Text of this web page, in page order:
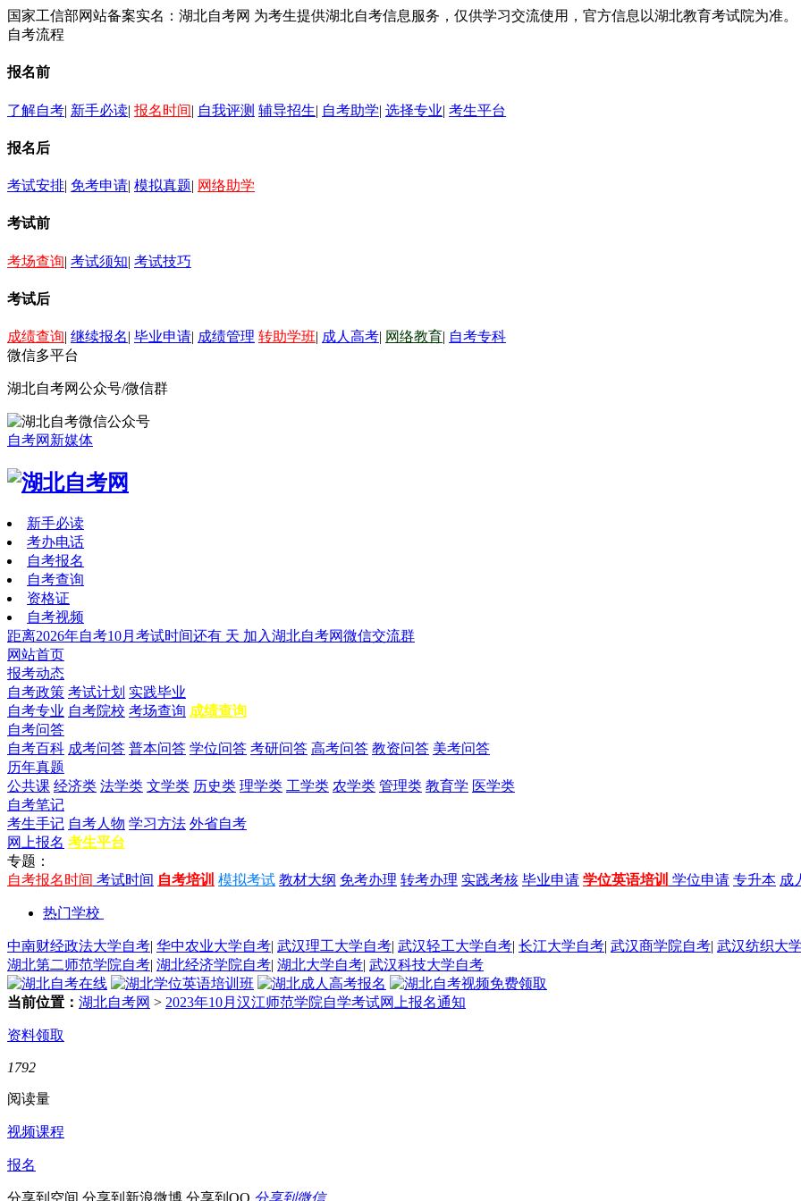
国家工信部网站备案实名：湖北自考网 为考生提供湖北自考信息服务，仅供学习交流使用，官方信息以湖北教育考试院为准。
自考流程
报名前
了解自考| 新手必读| 报名时间| 自我评测 辅导招生| 自考助学| 选择专业| 考生平台
报名后
考试安排| 免考申请| 模拟真题| 网络助学
考试前
考场查询| 考试须知| 考试技巧
考试后
成绩查询| 继续报名| 毕业申请| 成绩管理 转助学班| 成人高考| 网络教育| 自考专科
微信多平台
湖北自考网公众号/微信群
自考网新媒体
新手必读
考办电话
自考报名
自考查询
资格证
自考视频
距离2026年自考10月考试时间还有 天 加入湖北自考网微信交流群
网站首页
报考动态
自考政策 考试计划 实践毕业
自考专业 自考院校 考场查询 成绩查询
自考问答
自考百科 成考问答 普本问答 学位问答 考研问答 高考问答 教资问答 美考问答
历年真题
公共课 经济类 法学类 文学类 历史类 理学类 工学类 农学类 管理类 教育学 医学类
自考笔记
考生手记 自考人物 学习方法 外省自考
网上报名 考生平台
专题：
自考报名时间 考试时间 自考培训 模拟考试 教材大纲 免考办理 转考办理 实践考核 毕业申请 学位英语培训 学位申请 专升本 成
热门学校
中南财经政法大学自考| 华中农业大学自考| 武汉理工大学自考| 武汉轻工大学自考| 长江大学自考| 武汉商学院自考| 武汉纺织大
湖北第二师范学院自考| 湖北经济学院自考| 湖北大学自考| 武汉科技大学自考
当前位置： 湖北自考网 > 2023年10月汉江师范学院自学考试网上报名通知
资料领取
1792
阅读量
视频课程
报名
分享到空间 分享到新浪微博 分享到QQ 分享到微信